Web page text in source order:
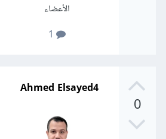
الأعضاء
0
Ahmed Elsayed4